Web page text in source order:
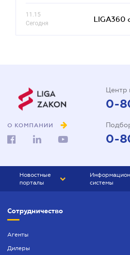
11.15
Сегодня
LIGA360
О КОМПАНИИ
Центр
0-
0-
Новостные
порталы
БИЗНЕС
системы
Сотрудничество
Агенты
Дилеры